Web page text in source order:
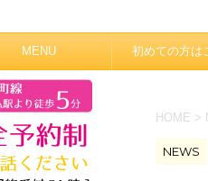
MENU 初めての方は
HOME >
NEWS